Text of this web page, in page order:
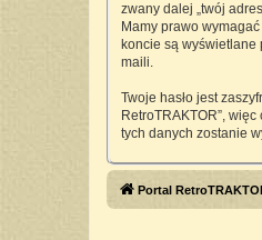
zwany dalej „twój
Mamy prawo
koncie są
maili.
Twoje hasło jest
RetroTRAKTOR”,
tych danych zostanie
Portal